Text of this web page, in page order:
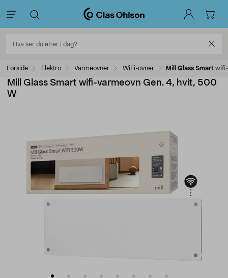
Forside Elektro Varmeovner WiFi-ovner Mill Glass Smart
Mill Glass Smart wifi-varmeovn Gen. 4, hvit, 500
W